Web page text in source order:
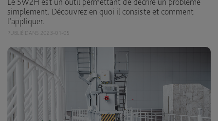
simplement. Découvrez en quoi il consiste et comment
l’appliquer.
PUBLIÉ DANS 2023-01-05